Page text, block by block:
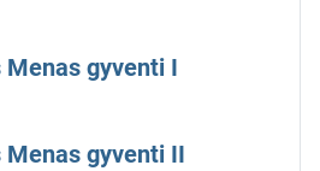
gyventi I
gyventi II